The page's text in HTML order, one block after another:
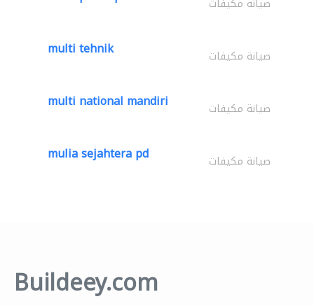
صيانة مكيفات
multi tehnik صيانة مكيفات
multi national mandiri صيانة مكيفات
mulia sejahtera pd صيانة مكيفات
Buildeey.com